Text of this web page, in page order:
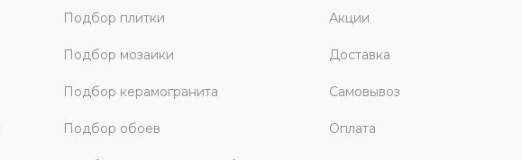
Подбор плитки
Подбор мозаики
Подбор керамогранита
Подбор обоев
Акции
Доставка
Самовывоз
Оплата